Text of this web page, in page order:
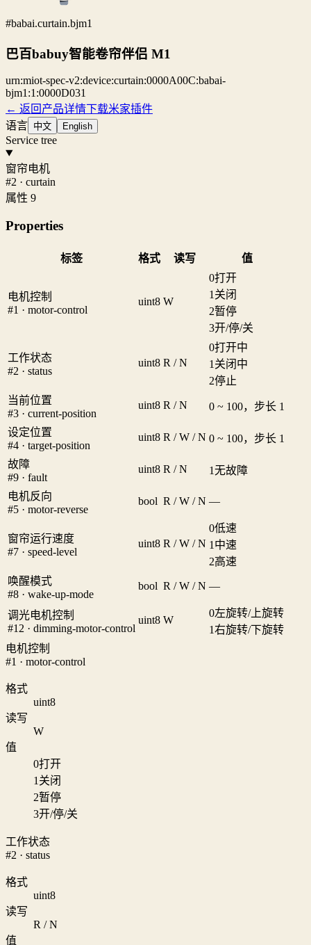
#babai.curtain.bjm1
巴百babuy智能卷帘伴侣 M1
urn:miot-spec-v2:device:curtain:0000A00C:babai-
bjm1:1:0000D031
← 返回产品详情下载米家插件
语言 中文 English
Service tree
窗帘电机
#2 · curtain
属性 9
Properties
标签 格式 读写 值
电机控制
#1 · motor-control
uint8 W
0打开
1 关闭
2暂停
3开/停/关
工作状态
#2 · status
uint8 R / N
0打开中
1 关闭中
2停止
当前位置
#3 · current-position
uint8 R / N 0 ~ 100，步长 1
设定位置
#4 · target-position
uint8 R / W / N 0 ~ 100，步长 1
故障
#9 · fault
uint8 R / N 1无故障
电机反向
#5 · motor-reverse
bool R / W / N —
窗帘运行速度
#7 · speed-level
uint8 R / W / N
0低速
1 中速
2高速
唤醒模式
#8 · wake-up-mode
bool R / W / N —
调光电机控制
#12 · dimming-motor-control
uint8 W
0左旋转/上旋转
1右旋转/下旋转
电机控制
#1 · motor-control
格式
uint8
读写
W
值
0打开
1 关闭
2暂停
3开/停/关
工作状态
#2 · status
格式
uint8
读写
R / N
值